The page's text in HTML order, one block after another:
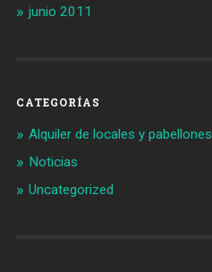
junio 2011
CATEGORÍAS
Alquiler de locales y pabellones
Noticias
Uncategorized